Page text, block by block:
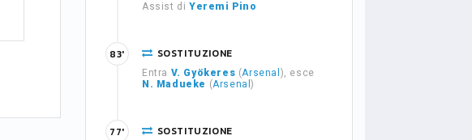
Assist di Yeremi Pino
SOSTITUZIONE
Entra V. Gyökeres (Arsenal ), esce
N. Madueke (Arsenal)
83'
SOSTITUZIONE
77'